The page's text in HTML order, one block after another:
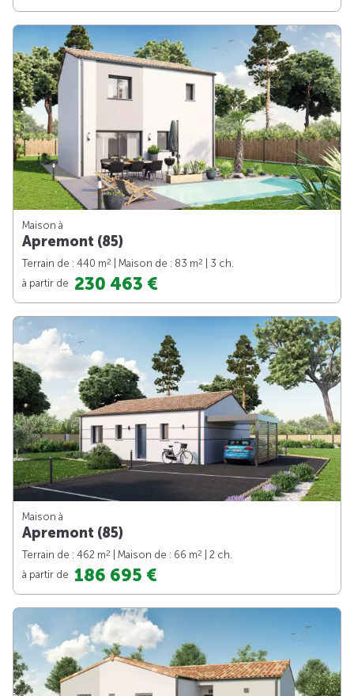
Maison à
Apremont (85)
Terrain de : 440 m2 | Maison de : 83 m2
| 3 ch.
à partir de 230 463 €
Maison à
Apremont (85)
Terrain de : 462 m2 | Maison de : 66 m2
| 2 ch.
à partir de 186 695 €